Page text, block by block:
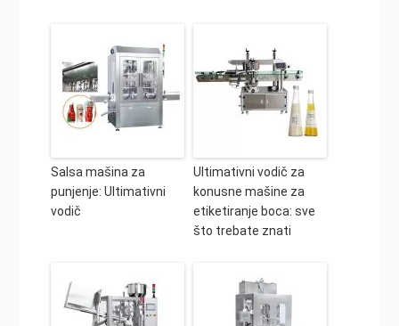
Salsa mašina za
punjenje: Ultimativni
vodič
Ultimativni vodič za
konusne mašine za
etiketiranje boca: sve
što trebate znati